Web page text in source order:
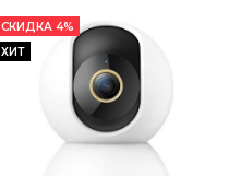
СКИДКА 4%
ХИТ